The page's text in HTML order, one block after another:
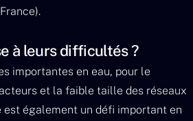
à leurs difficultés ?
importantes en eau, pour le
et la faible taille des réseaux
également un défi important en